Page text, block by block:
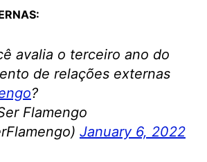
avalia o terceiro ano do
de relações externas
?
Flamengo
January 6, 2022